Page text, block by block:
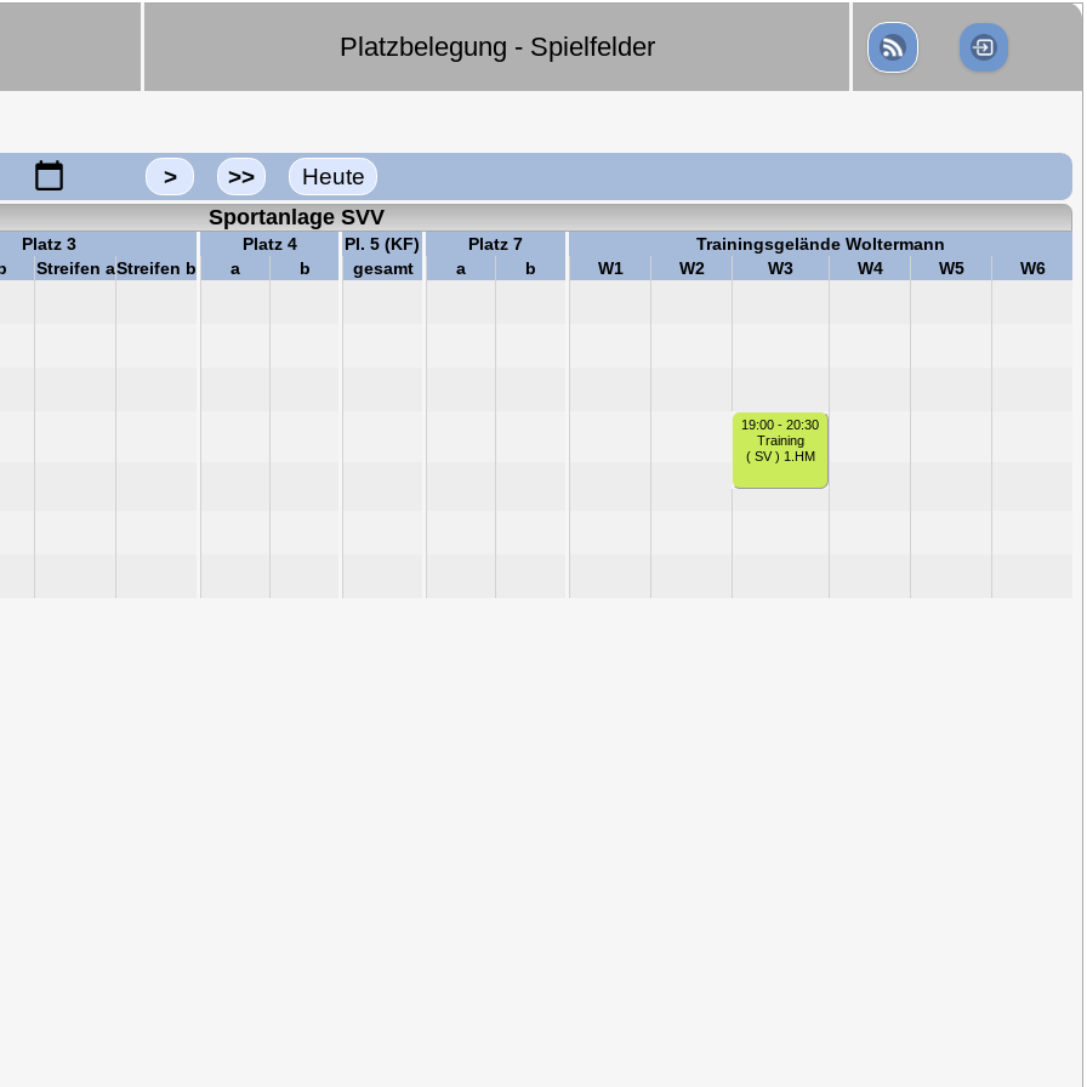
Platzbelegung - Spielfelder
> >> Heute
Sportanlage SVV
Platz 3 Platz 4 Pl. 5 (KF) Platz 7
Trainingsgelände Woltermann
Streifen aStreifen b a b gesamt a b W1 W2 W3 W4 W5 W6
19:00 - 20:30
Training
( SV ) 1.HM